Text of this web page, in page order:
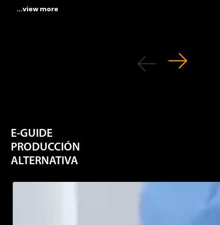
...view more
E-GUIDE
PRODUCCIÓN
ALTERNATIVA